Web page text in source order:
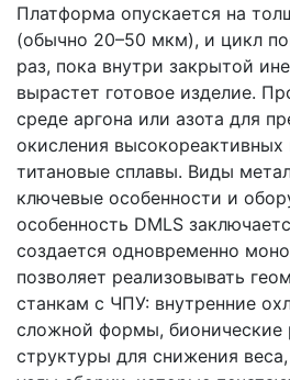
Платформа опускается на
(обычно 20–50 мкм), и цикл
раз, пока внутри закрытой
вырастет готовое изделие.
среде аргона или азота для
окисления высокореактивных
титановые сплавы. Виды
ключевые особенности и
особенность DMLS
создается одновременно
позволяет реализовывать
станкам с ЧПУ: внутренние
сложной формы, бионические
структуры для снижения